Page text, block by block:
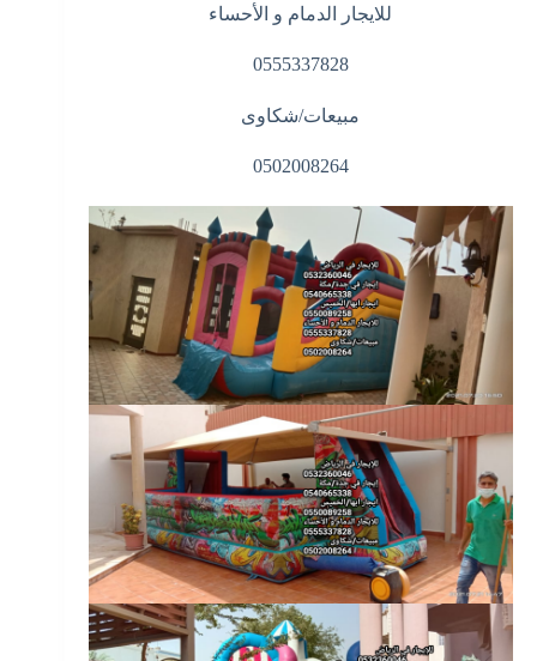
للايجار الدمام و الأحساء
0555337828
مبيعات/شكاوى
0502008264